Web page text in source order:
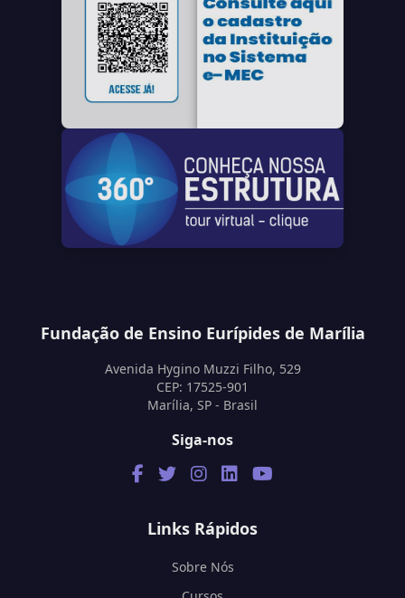
Fundação de Ensino Eurípides de Marília
Avenida Hygino Muzzi Filho, 529
CEP: 17525-901
Marília, SP - Brasil
Siga-nos
Links Rápidos
Sobre Nós